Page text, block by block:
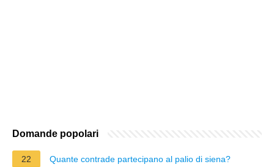
Domande popolari
22 Quante contrade partecipano al palio di siena?